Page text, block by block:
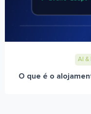
AI &
O que é o